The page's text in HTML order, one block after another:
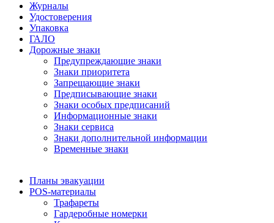
Журналы
Удостоверения
Упаковка
ГАЛО
Дорожные знаки
Предупреждающие знаки
Знаки приоритета
Запрещающие знаки
Предписывающие знаки
Знаки особых предписаний
Информационные знаки
Знаки сервиса
Знаки дополнительной информации
Временные знаки
Планы эвакуации
POS-материалы
Трафареты
Гардеробные номерки